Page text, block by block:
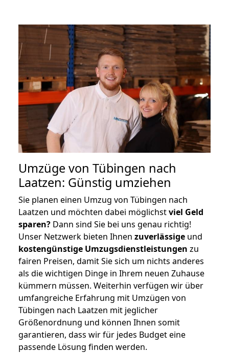
Umzüge von Tübingen nach
Laatzen: Günstig umziehen
Sie planen einen Umzug von Tübingen nach
Laatzen und möchten dabei möglichstviel Geld
sparen? Dann sind Sie bei uns genau richtig!
Unser Netzwerk bieten Ihnen zuverlässige und
kostengünstige Umzugsdienstleistungen zu
fairen Preisen, damit Sie sich um nichts anderes
als die wichtigen Dinge in Ihrem neuen Zuhause
kümmern müssen. Weiterhin verfügen wir über
umfangreiche Erfahrung mit Umzügen von
Tübingen nach Laatzen mit jeglicher
Größenordnung und können Ihnen somit
garantieren, dass wir für jedes Budget eine
passende Lösung finden werden.